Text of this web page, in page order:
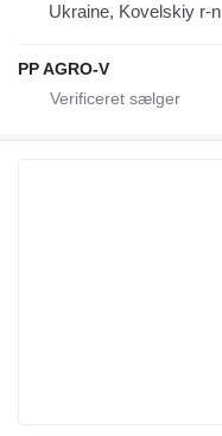
Ukraine, Kovelskiy r-n
PP AGRO-V